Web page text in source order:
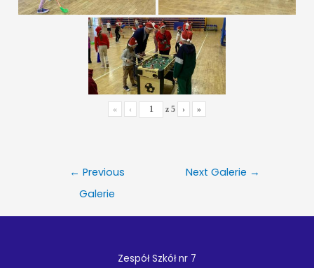
« ‹ z 5 › »
Nawigacja
← Previous
Galerie
Next Galerie →
Zespół Szkół nr 7